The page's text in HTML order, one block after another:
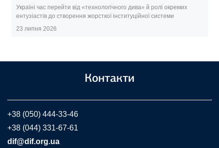
Україні час перейти від «технологічного дива» й ролі окремих
ентузіастів до створення жорсткої інституційної системи
23 липня 2026
Контакти
+38 (050) 444-33-46
+38 (044) 331-67-61
dif@dif.org.ua